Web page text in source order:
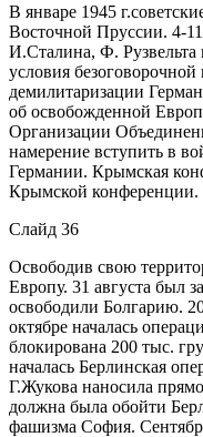
В январе 1945
Восточной Пруссии. 4-11
И.Сталина, Ф. Рузвельта
условия
демилитаризации
об освобожденной
Организации
намерение вступить в
Германии. Крымская
Крымской конференции.
Слайд 36
Освободив свою
Европу. 31 августа был
освободили Болгарию.
октябре началась
блокирована 200 тыс.
началась Берлинская
Г.Жукова наносила
должна была обойти
фашизма София.